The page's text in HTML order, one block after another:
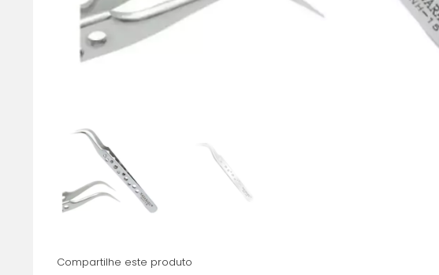
Compartilhe este produto